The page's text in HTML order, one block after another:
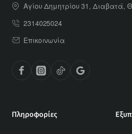
Αγίου Δημητρίου 31, Διαβατά,
2314025024
Επικοινωνία
Πληροφορίες